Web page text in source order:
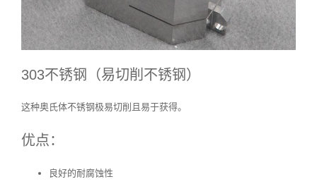
303不锈钢（易切削不锈钢）
这种奥氏体不锈钢极易切削且易于获得。
优点：
良好的耐腐蚀性